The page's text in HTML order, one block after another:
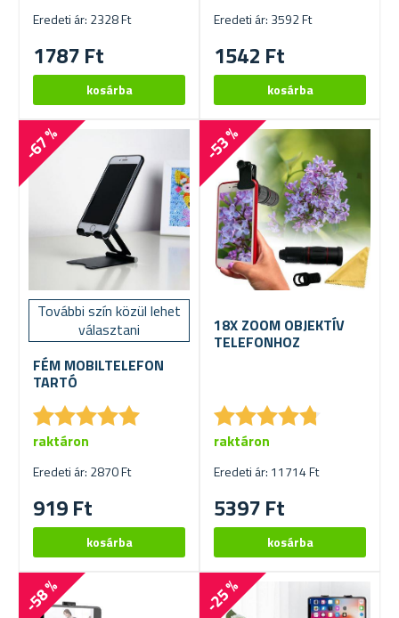
Eredeti ár: 2328 Ft
1787 Ft
Eredeti ár: 3592 Ft
1542 Ft
-67 %
További szín közül lehet
választani
FÉM MOBILTELEFON
TARTÓ
★★★★★
★★★★★
Eredeti ár: 2870 Ft
919 Ft
raktáron
-53 %
18X ZOOM OBJEKTÍV
TELEFONHOZ
★★★★★
★★★★★
Eredeti ár: 11714 Ft
5397 Ft
raktáron
-58 % -25 %